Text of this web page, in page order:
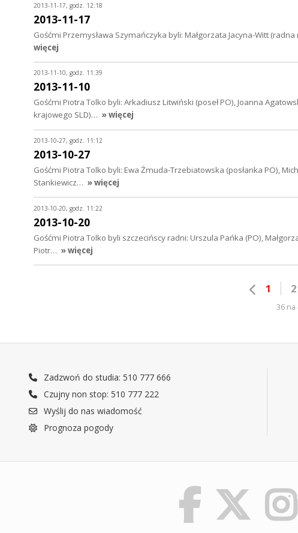
2013-11-17, godz. 12:18
2013-11-17
Gośćmi Przemysława Szymańczyka byli: Małgorzata Jacyna-Witt
więcej
2013-11-10, godz. 11:39
2013-11-10
Gośćmi Piotra Tolko byli: Arkadiusz Litwiński (poseł PO), Joanna
krajowego SLD)… » więcej
2013-10-27, godz. 11:12
2013-10-27
Gośćmi Piotra Tolko byli: Ewa Żmuda-Trzebiatowska (posłanka PO),
Stankiewicz… » więcej
2013-10-20, godz. 11:22
2013-10-20
Gośćmi Piotra Tolko byli szczecińscy radni: Urszula Pańka (PO),
Piotr… » więcej
1 2
36 na
Zadzwoń do studia: 510 777 666
Czujny non stop: 510 777 222
Wyślij do nas wiadomość
Prognoza pogody